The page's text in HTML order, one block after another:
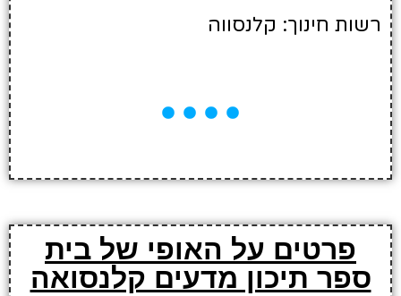
רשות חינוך: קלנסווה
פרטים על האופי של בית
ספר תיכון מדעים קלנסואה